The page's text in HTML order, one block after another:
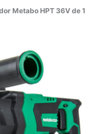
Metabo HPT 36V de 1